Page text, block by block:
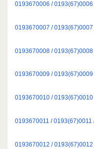
0193670006 /
0193670007 /
0193670008 /
0193670009 /
0193670010 /
0193670011 / 0193(67)0011
0193670012 /